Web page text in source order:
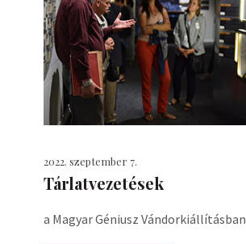
2022. szeptember 7.
Tárlatvezetések
a Magyar Géniusz Vándorkiállításban